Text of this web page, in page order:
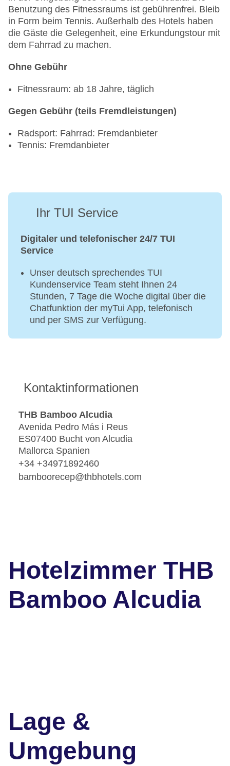
Benutzung des Fitnessraums ist gebührenfrei. Bleib
in Form beim Tennis. Außerhalb des Hotels haben
die Gäste die Gelegenheit, eine Erkundungstour mit
dem Fahrrad zu machen.
Ohne Gebühr
Fitnessraum: ab 18 Jahre, täglich
Gegen Gebühr (teils Fremdleistungen)
Radsport: Fahrrad: Fremdanbieter
Tennis: Fremdanbieter
Ihr TUI Service
Digitaler und telefonischer 24/7 TUI
Service
Unser deutsch sprechendes TUI
Kundenservice Team steht Ihnen 24
Stunden, 7 Tage die Woche digital über die
Chatfunktion der myTui App, telefonisch
und per SMS zur Verfügung.
Kontaktinformationen
THB Bamboo Alcudia
Avenida Pedro Más i Reus
ES07400 Bucht von Alcudia
Mallorca Spanien
+34 +34971892460
bamboorecep@thbhotels.com
Hotelzimmer THB
Bamboo Alcudia
Lage &
Umgebung